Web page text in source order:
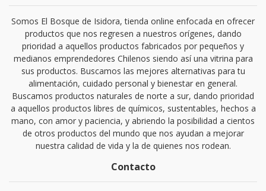
Somos El Bosque de Isidora, tienda online enfocada en ofrecer
productos que nos regresen a nuestros orígenes, dando
prioridad a aquellos productos fabricados por pequeños y
medianos emprendedores Chilenos siendo así una vitrina para
sus productos. Buscamos las mejores alternativas para tu
alimentación, cuidado personal y bienestar en general.
Buscamos productos naturales de norte a sur, dando prioridad
a aquellos productos libres de químicos, sustentables, hechos a
mano, con amor y paciencia, y abriendo la posibilidad a cientos
de otros productos del mundo que nos ayudan a mejorar
nuestra calidad de vida y la de quienes nos rodean.
Contacto